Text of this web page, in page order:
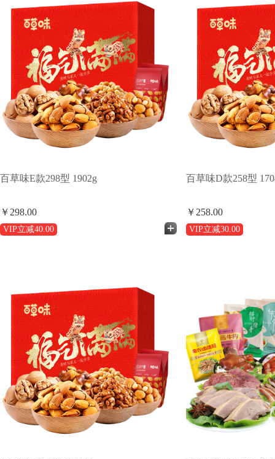
百草味E款298型 1902g
￥298.00
VIP立减40.00
百草味D款258型
￥258.00
VIP立减30.00